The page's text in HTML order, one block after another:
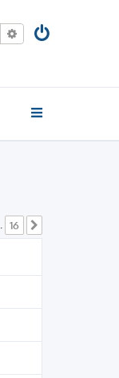
Поиск Расширенный
16